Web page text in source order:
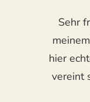
Sehr
hier
vereint